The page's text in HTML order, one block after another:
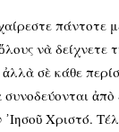
πάντοτε
νὰ δείχνετε
ἀλλὰ σὲ κάθε
Χριστό.